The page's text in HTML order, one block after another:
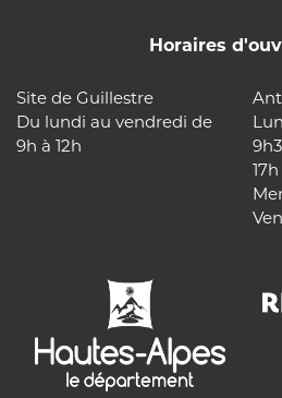
Horaires
Site de Guillestre
Du lundi au vendredi de
9h à 12h
17h